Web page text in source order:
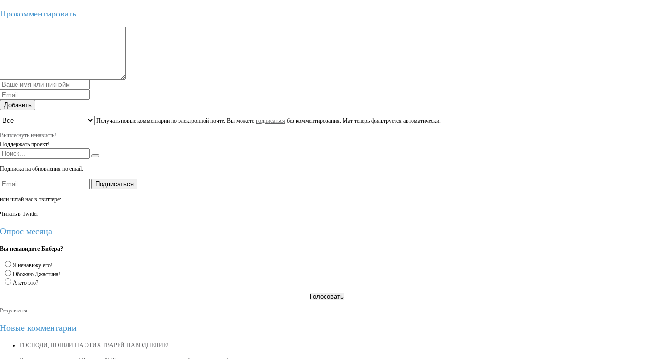
Прокомментировать
Добавить
Получать новые комментарии по электронной почте. Вы можете подписаться без комментирования. Мат теперь фильтруется автоматически.
Выплеснуть ненависть!
Поддержать проект!
Подписка на обновления по email:
Подписаться
или читай нас в твиттере:
Читать в Twitter
Опрос месяца
Вы ненавидите Бибера?
Я ненавижу его!
Обожаю Джастина!
А кто это?
Результаты
Новые комментарии
ГОСПОДИ, ПОШЛИ НА ЭТИХ ТВАРЕЙ НАВОДНЕНИЕ!